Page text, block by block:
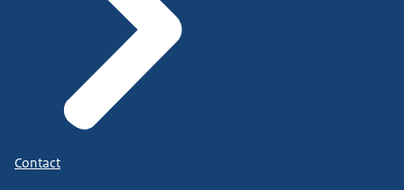
Contact